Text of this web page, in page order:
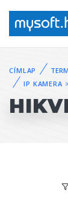
CÍMLAP
IP KAMERA